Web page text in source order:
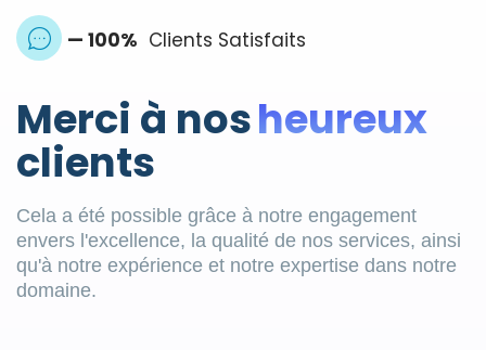
— 100% Clients Satisfaits
Merci à nosheureux
clients
Cela a été possible grâce à notre engagement
envers l'excellence, la qualité de nos services, ainsi
qu'à notre expérience et notre expertise dans notre
domaine.